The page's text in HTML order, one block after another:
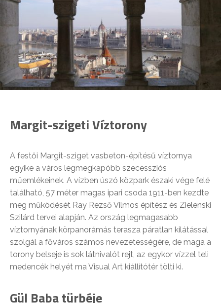
Margit-szigeti Víztorony
A festői Margit-sziget vasbeton-építésű víztornya
egyike a város legmegkapóbb szecessziós
műemlékeinek. A vízben úszó közpark északi vége felé
található, 57 méter magas ipari csoda 1911-ben kezdte
meg működését Ray Rezső Vilmos építész és Zielenski
Szilárd tervei alapján. Az ország legmagasabb
víztornyának körpanorámás terasza páratlan kilátással
szolgál a főváros számos nevezetességére, de maga a
torony belseje is sok látnivalót rejt, az egykor vízzel teli
medencék helyét ma Visual Art kiállítótér tölti ki.
Gül Baba türbéje